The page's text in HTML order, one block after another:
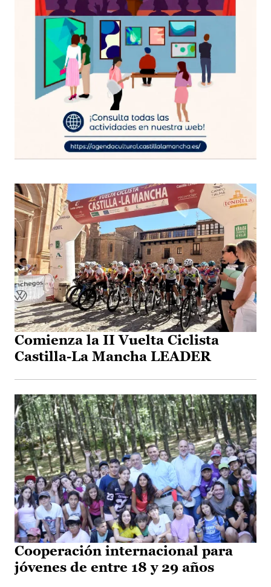
Comienza la II Vuelta Ciclista
Castilla-La Mancha LEADER
Cooperación internacional para
jóvenes de entre 18 y 29 años